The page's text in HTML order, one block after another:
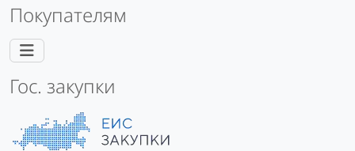
Покупателям
Гос. закупки